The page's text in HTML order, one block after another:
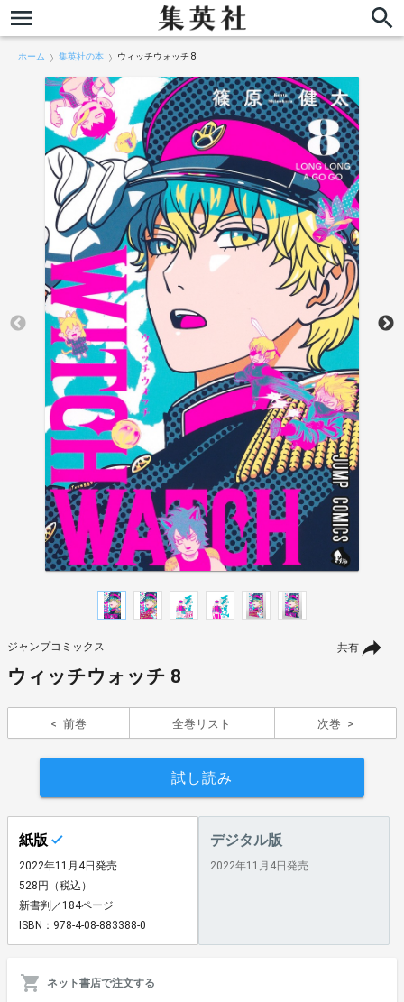
ホーム 集英社の本 ウィッチウォッチ 8
共有
ジャンプコミックス
ウィッチウォッチ 8
前巻 全巻リスト 次巻
試し読み
紙版
2022年11月4日発売
528円（税込）
新書判／184ページ
ISBN：978-4-08-883388-0
デジタル版
2022年11月4日発売
ネット書店で注文する